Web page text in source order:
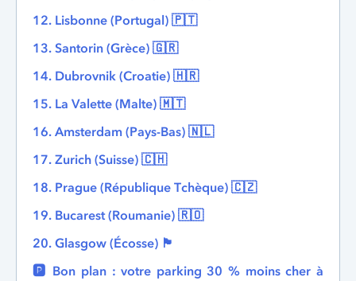
12. Lisbonne (Portugal) 🇵🇹
13. Santorin (Grèce) 🇬🇷
14. Dubrovnik (Croatie) 🇭🇷
15. La Valette (Malte) 🇲🇹
16. Amsterdam (Pays-Bas) 🇳🇱
17. Zurich (Suisse) 🇨🇭
18. Prague (République Tchèque) 🇨🇿
19. Bucarest (Roumanie) 🇷🇴
20. Glasgow (Écosse) 🏴󠁧󠁢󠁳󠁣󠁴󠁿
🅿️ Bon plan : votre parking 30 % moins cher à